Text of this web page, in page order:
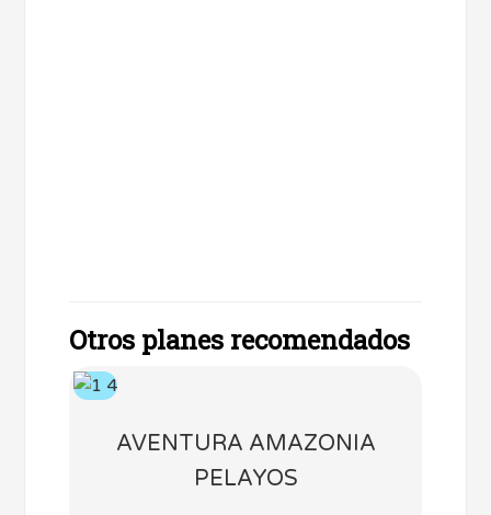
Otros planes recomendados
AVENTURA AMAZONIA
PELAYOS